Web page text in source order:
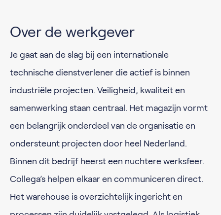
Over de werkgever
Je gaat aan de slag bij een internationale
technische dienstverlener die actief is binnen
industriële projecten. Veiligheid, kwaliteit en
samenwerking staan centraal. Het magazijn vormt
een belangrijk onderdeel van de organisatie en
ondersteunt projecten door heel Nederland.
Binnen dit bedrijf heerst een nuchtere werksfeer.
Collega’s helpen elkaar en communiceren direct.
Het warehouse is overzichtelijk ingericht en